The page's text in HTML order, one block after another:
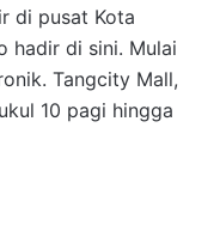
di pusat Kota
hadir di sini. Mulai
Tangcity Mall,
10 pagi hingga